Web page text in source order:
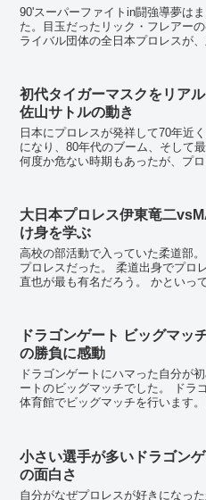
90'スーパーファイトin闘強導夢は
た。目玉だったリック・フレアー
ライバル団体の全日本プロレスが
初代タイガーマスクをリア
佐山サトルの動き
日本にプロレスが発祥して70年近
になり、80年代のブーム、そして
何度か危ない時期もあったが、プ
大日本プロレス伊東竜二
け身を学ぶ
高校の部活動で入っていた柔道部。 私が試合展開で参考にしたの
プロレスだった。 柔道出身でプロレスに転向した例では、かの小川
直也が最も有名だろう。 かといって、すべてが試合の中でうまくい
ドラゴンゲート ビッグマッ
の勝負に感動
ドラゴンゲートにハマった自分が
ートのビッグマッチでした。 ドラゴンゲートでは毎年5月5日愛知県
体育館でビッグマッチを行います
小さい選手が多いドラゴン
の面白さ
自分がなぜプロレスが好きになっ